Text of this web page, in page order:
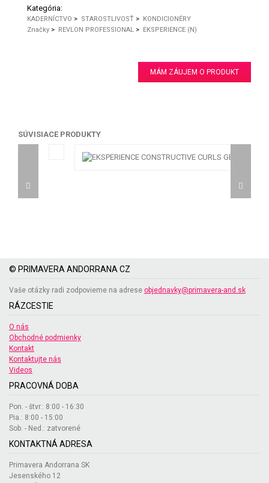
Kategória:
KADERNÍCTVO > STAROSTLIVOSŤ > KONDICIONÉRY
Značky > REVLON PROFESSIONAL > EKSPERIENCE (N)
MÁM ZÁUJEM O PRODUKT
SÚVISIACE PRODUKTY
© PRIMAVERA ANDORRANA CZ
Vaše otázky radi zodpovieme na adrese objednavky@primavera-and.sk
RÁZCESTIE
O nás
Obchodné podmienky
Kontakt
Kontaktujte nás
Videos
PRACOVNÁ DOBA
Pon. - štvr.: 8:00 - 16:30
Pia.: 8:00 - 15:00
Sob. - Ned.: zatvorené
KONTAKTNÁ ADRESA
Primavera Andorrana SK
Jesenského 12